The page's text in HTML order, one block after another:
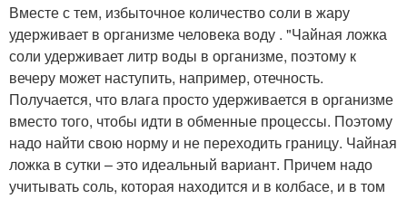
Вместе с тем, избыточное количество соли в жару
удерживает в организме человека воду . "Чайная ложка
соли удерживает литр воды в организме, поэтому к
вечеру может наступить, например, отечность.
Получается, что влага просто удерживается в организме
вместо того, чтобы идти в обменные процессы. Поэтому
надо найти свою норму и не переходить границу. Чайная
ложка в сутки – это идеальный вариант. Причем надо
учитывать соль, которая находится и в колбасе, и в том